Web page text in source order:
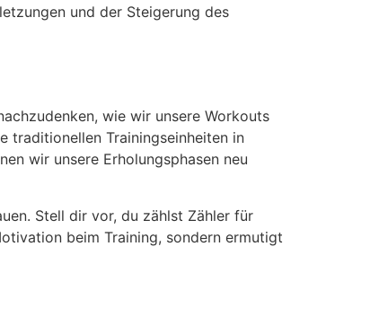
und der Steigerung des
wie wir unsere Workouts
traditionellen Trainingseinheiten in
wir unsere Erholungsphasen neu
Stell dir vor, du zählst Zähler für
beim Training, sondern ermutigt